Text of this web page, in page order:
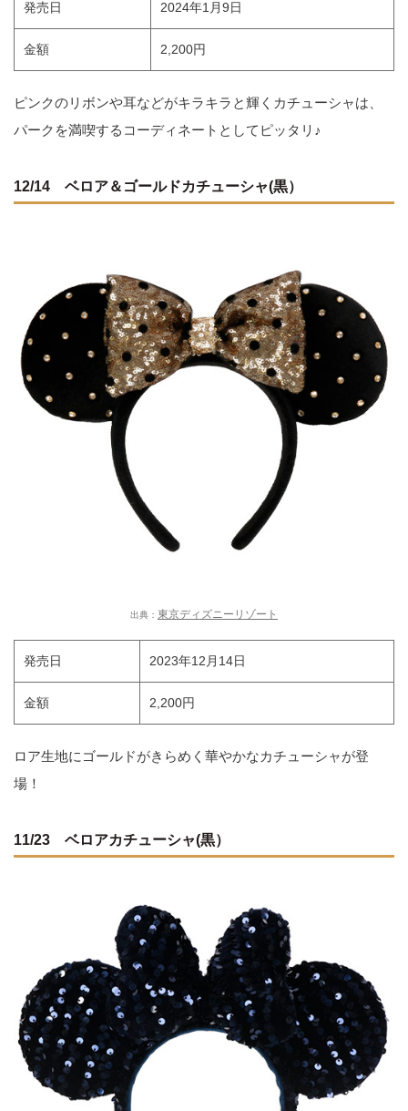
発売日 2024年1月9日
金額 2,200円
ピンクのリボンや耳などがキラキラと輝くカチューシャは、
パークを満喫するコーディネートとしてピッタリ♪
12/14 ベロア＆ゴールドカチューシャ(黒）
出典： 東京ディズニーリゾート
発売日 2023年12月14日
金額 2,200円
ロア生地にゴールドがきらめく華やかなカチューシャが登
場！
11/23 ベロアカチューシャ(黒）